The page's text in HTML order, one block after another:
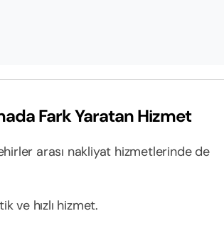
Fark Yaratan Hizmet
arası nakliyat hizmetlerinde de
ve hızlı hizmet.